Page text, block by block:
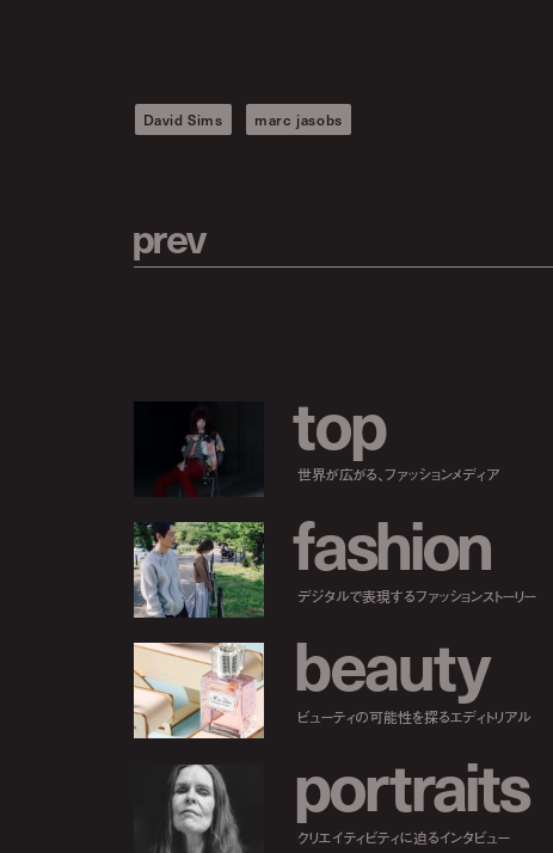
David Sims marc jasobs
prev
top
世界が広がる、ファッションメディア
fashion
デジタルで表現するファッションストーリー
beauty
ビューティの可能性を探るエディトリアル
portraits
クリエイティビティに迫るインタビュー